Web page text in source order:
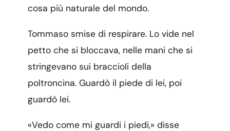
cosa più naturale del mondo.
Tommaso smise di respirare. Lo vide nel
petto che si bloccava, nelle mani che si
stringevano sui braccioli della
poltroncina. Guardò il piede di lei, poi
guardò lei.
«Vedo come mi guardi i piedi,» disse